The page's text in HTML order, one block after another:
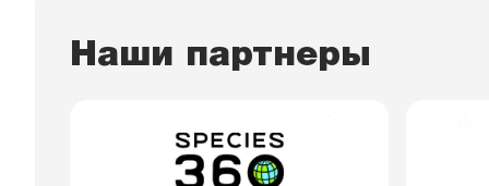
Наши партнеры